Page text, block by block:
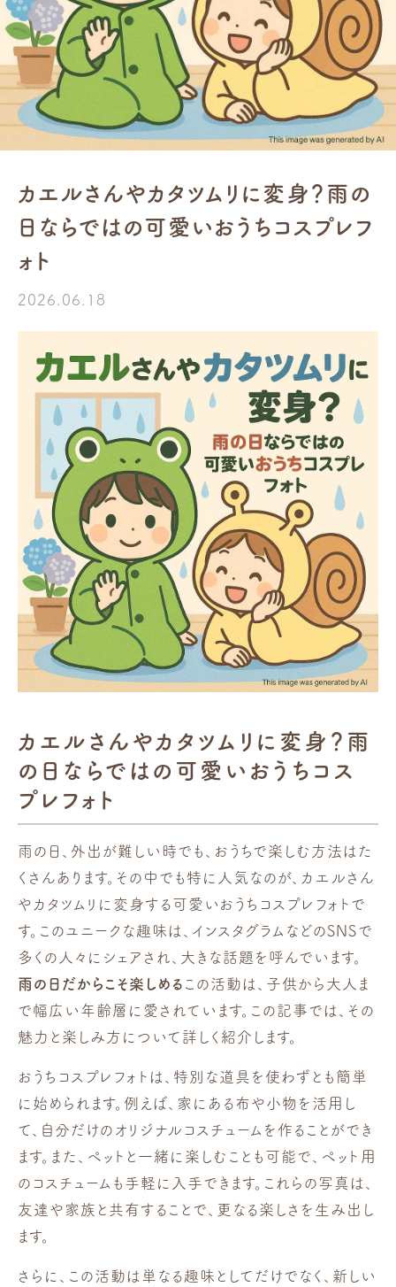
カエルさんやカタツムリに変身？雨の
日ならではの可愛いおうちコスプレフ
ォト
2026.06.18
カエルさんやカタツムリに変身？雨
の日ならではの可愛いおうちコス
プレフォト
雨の日、外出が難しい時でも、おうちで楽しむ方法はた
くさんあります。その中でも特に人気なのが、カエルさん
やカタツムリに変身する可愛いおうちコスプレフォトで
す。このユニークな趣味は、インスタグラムなどのSNSで
多くの人々にシェアされ、大きな話題を呼んでいます。
雨の日だからこそ楽しめる この活動は、子供から大人ま
で幅広い年齢層に愛されています。この記事では、その
魅力と楽しみ方について詳しく紹介します。
おうちコスプレフォトは、特別な道具を使わずとも簡単
に始められます。例えば、家にある布や小物を活用し
て、自分だけのオリジナルコスチュームを作ることができ
ます。また、ペットと一緒に楽しむことも可能で、ペット用
のコスチュームも手軽に入手できます。これらの写真は、
友達や家族と共有することで、更なる楽しさを生み出し
ます。
さらに、この活動は単なる趣味としてだけでなく、新しい